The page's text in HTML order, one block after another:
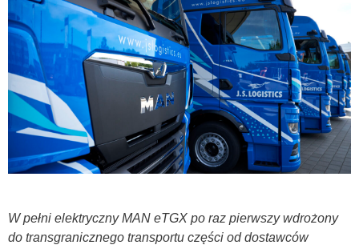
W pełni elektryczny MAN eTGX po raz pierwszy wdrożony
do transgranicznego transportu części od dostawców